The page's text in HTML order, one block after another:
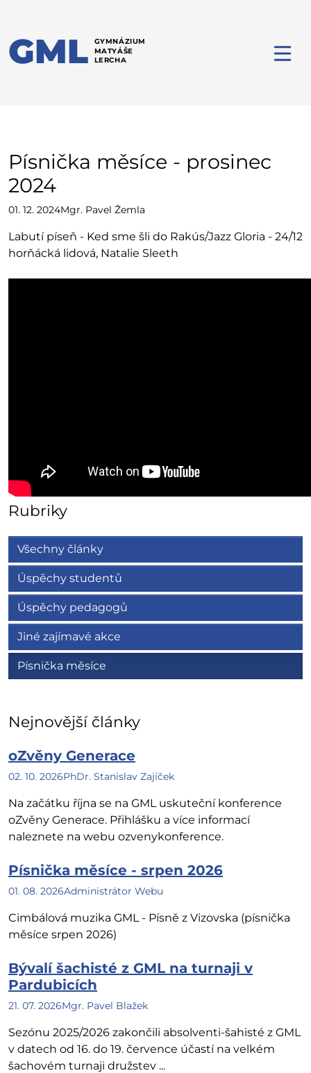
GML GYMNÁZIUM
MATYÁŠE
LERCHA
Písnička měsíce - prosinec
2024
01. 12. 2024Mgr. Pavel Žemla
Labutí píseň - Ked sme šli do Rakús/Jazz Gloria - 24/12
horňácká lidová, Natalie Sleeth
Rubriky
Všechny články
Úspěchy studentů
Úspěchy pedagogů
Jiné zajímavé akce
Písnička měsíce
Nejnovější články
oZvěny Generace
02. 10. 2026PhDr. Stanislav Zajíček
Na začátku října se na GML uskuteční konference
oZvěny Generace. Přihlášku a více informací
naleznete na webu ozvenykonference.
Písnička měsíce - srpen 2026
01. 08. 2026Administrátor Webu
Cimbálová muzika GML - Písně z Vizovska (písnička
měsíce srpen 2026)
Bývalí šachisté z GML na turnaji v
Pardubicích
21. 07. 2026Mgr. Pavel Blažek
Sezónu 2025/2026 zakončili absolventi-šahisté z GML
v datech od 16. do 19. července účastí na velkém
šachovém turnaji družstev ...